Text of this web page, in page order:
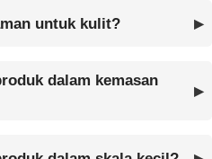
untuk kulit?
dalam kemasan